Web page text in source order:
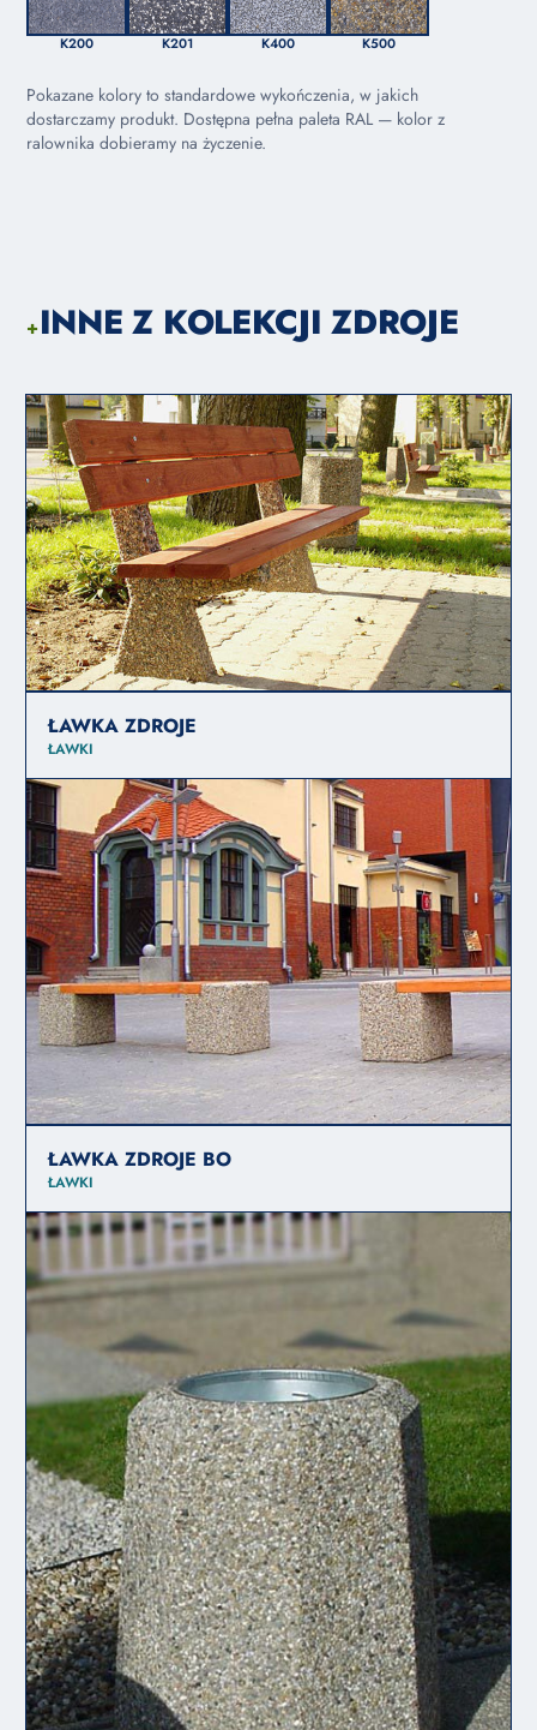
K200 K201 K400 K500
Pokazane kolory to standardowe wykończenia, w jakich
dostarczamy produkt. Dostępna pełna paleta RAL — kolor z
ralownika dobieramy na życzenie.
+INNE Z KOLEKCJI ZDROJE
ŁAWKA ZDROJE
ŁAWKI
ŁAWKA ZDROJE BO
ŁAWKI